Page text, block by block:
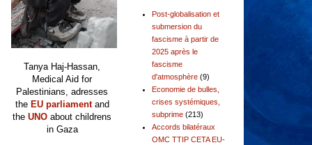
Post-globalisation et
submersion du
fascisme à partir de
2025 après le
fascisme
d'atmosphère (9)
Economie de bulles,
crises systémiques,
subprime (213)
Accords bilatéraux
OMC TTIP CETA EU-
Tanya Haj-Hassan,
Medical Aid for
Palestinians, adresses
the EU parliamentand
the UNO about childrens
in Gaza